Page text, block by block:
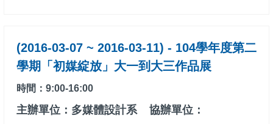
(2016-03-07 ~ 2016-03-11) - 104學年度第二
學期「初媒綻放」大一到大三作品展
時間：9:00-16:00
主辦單位：多媒體設計系 協辦單位：